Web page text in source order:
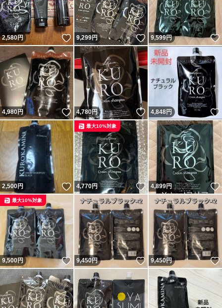
2,580円 いいね！
9,299円 いいね！
9,599円
4,980円 いいね！
4,780円 いいね！
4,848円
2,500円 いいね！
4,770円 いいね！
最大10%対象
4,899円
9,500円 いいね！
最大10%対象
9,450円 いいね！
9,450円